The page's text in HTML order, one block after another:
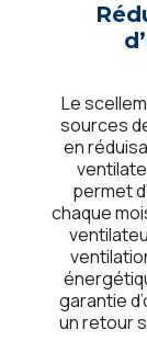
Le
sources
en
permet
chaque
garantie
un retour